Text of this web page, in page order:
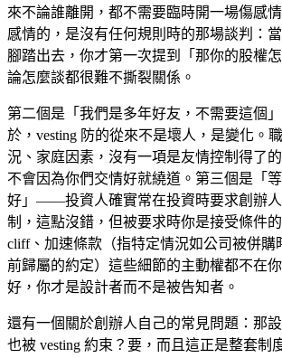
來不論誰離開，都不需要臨時開一場傷感
感情的，是沒有任何規則時的那場談判：
腳踏出去，你才第一次提到「那你的股權
論怎麼談都很難不撕裂關係。
第二個是「我們是多年好友，不需要這個
於，vesting 防的從來不是壞人，是變化。
況、家庭因素，沒有一項是友情控制得了
不會因為你們交情好就繞道。第三個是「
好」——投資人確實常在投資時要求創辦
制，這點沒錯，但被要求時你是接受條件
cliff、加速條款（指特定情況如公司被併購
前歸屬的約定）這些細節的主動權都不在
好，你才是設計者而不是被告知者。
還有一個關於創辦人自己的常見問題：那
也被 vesting 約束？要，而且這正是整套制